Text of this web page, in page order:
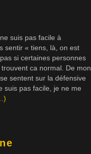
suis pas facile à
sentir « tiens, là, on est
si certaines personnes
ca normal. De mon
sentent sur la défensive
suis pas facile, je ne me